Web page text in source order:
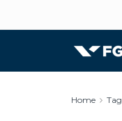
Home Tag